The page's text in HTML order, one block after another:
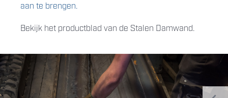
aan te brengen.
Bekijk het productblad van de Stalen Damwand.